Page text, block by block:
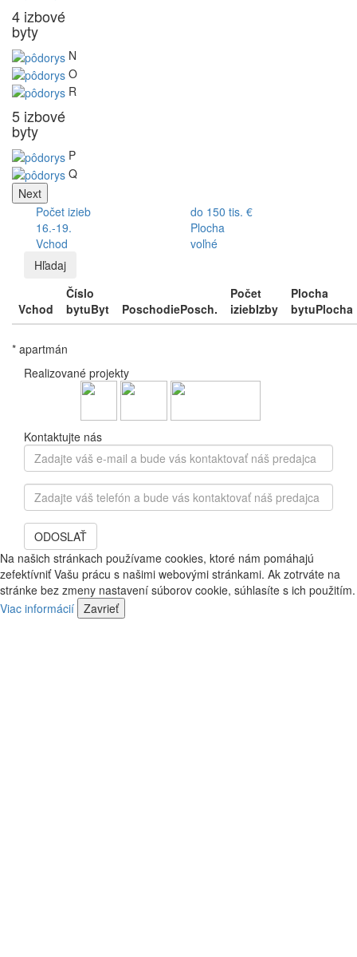
4 izbové
byty
N
O
R
5 izbové
byty
P
Q
Next
Počet izieb
do 150 tis. €
16.-19.
Plocha
Vchod
voľné
Hľadaj
Vchod
Číslo
bytuByt PoschodiePosch.
Počet
iziebIzby
Plocha
bytuPlocha
* apartmán
Realizované projekty
Kontaktujte nás
Zadajte
váš
e-
mail
a
bude
vás
kontaktovať
náš
predajca
Zadajte
váš
telefón
bude
vás
kontaktovať
náš
predajca
ODOSLAŤ
Na našich stránkach používame cookies, ktoré nám pomáhajú
zefektívniť Vašu prácu s našimi webovými stránkami. Ak zotrváte na
stránke bez zmeny nastavení súborov cookie, súhlasíte s ich použitím.
Viac informácií Zavrieť